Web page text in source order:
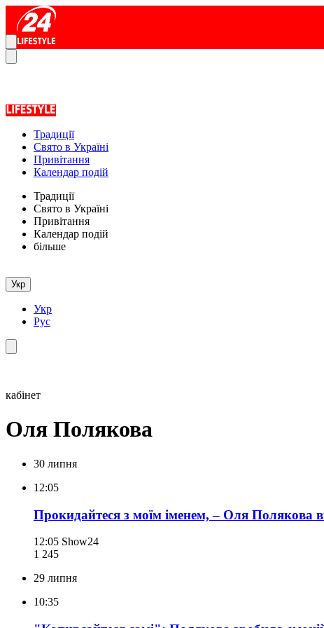
Традиції
Свято в Україні
Привітання
Календар подій
Традиції
Свято в Україні
Привітання
Календар подій
більше
Укр
Укр
Рус
кабінет
Оля Полякова
30 липня
12:05
Прокидайтеся з моїм іменем, – Оля Полякова
12:05 Show24
1 245
29 липня
10:35